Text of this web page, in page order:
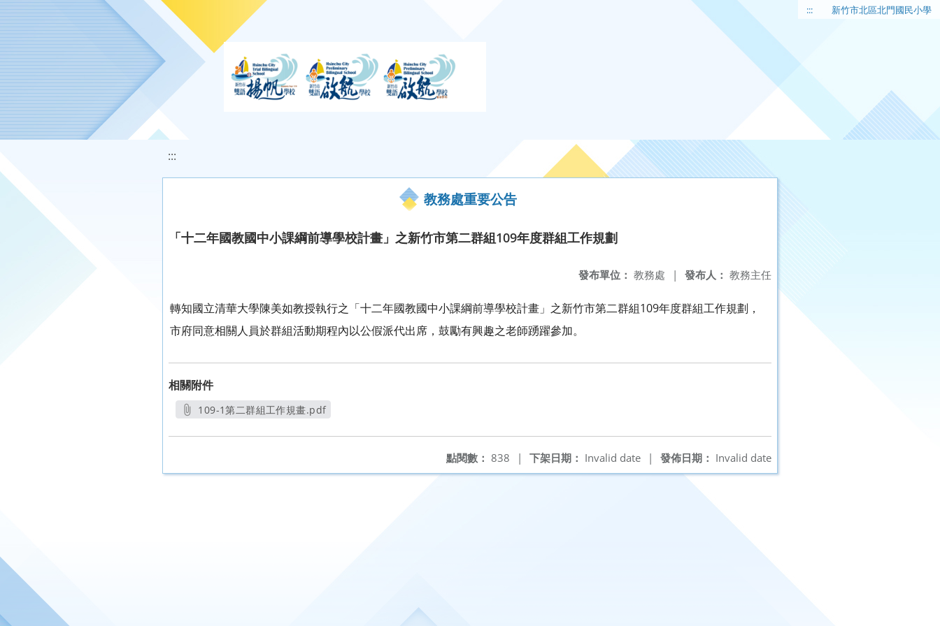
移至網頁之主要內容區位置 ::: 新竹市北區北門國民小學
:::
教務處重要公告
「十二年國教國中小課綱前導學校計畫」之新竹市第二群組109年度群組工作規劃
發布人： 教務主任
發布單位： 教務處 |
轉知國立清華大學陳美如教授執行之「十二年國教國中小課綱前導學校計畫」之新竹市第二群組109年度群組工作規劃，
市府同意相關人員於群組活動期程內以公假派代出席，鼓勵有興趣之老師踴躍參加。
相關附件
109-1第二群組工作規畫.pdf
發佈日期： Invalid date
下架日期： Invalid date |
點閱數： 838 |